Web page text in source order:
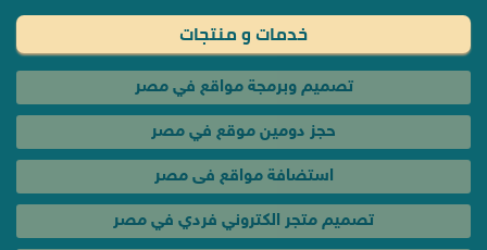
خدمات و منتجات
تصميم وبرمجة مواقع في مصر
حجز دومين موقع في مصر
استضافة مواقع فى مصر
تصميم متجر الكتروني فردي في مصر